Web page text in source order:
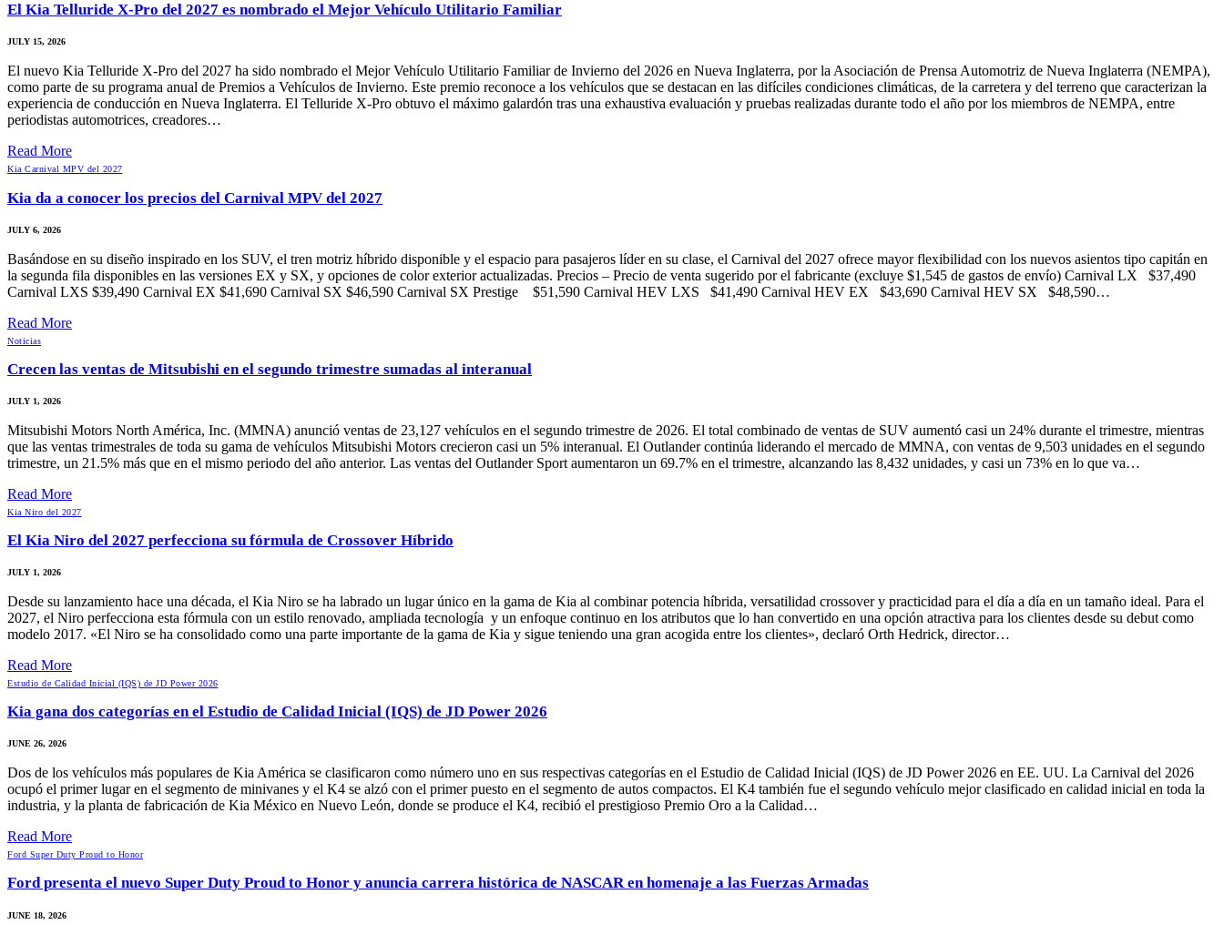
El Kia Telluride X-Pro del 2027 es nombrado el Mejor Vehículo Utilitario Familiar
JULY 15, 2026
El nuevo Kia Telluride X-Pro del 2027 ha sido nombrado el Mejor Vehículo Utilitario Familiar de Invierno del 2026 en Nueva Inglaterra, por la Asociación de Prensa Automotriz de Nueva Inglaterra (NEMPA),
como parte de su programa anual de Premios a Vehículos de Invierno. Este premio reconoce a los vehículos que se destacan en las difíciles condiciones climáticas, de la carretera y del terreno que caracterizan la
experiencia de conducción en Nueva Inglaterra. El Telluride X-Pro obtuvo el máximo galardón tras una exhaustiva evaluación y pruebas realizadas durante todo el año por los miembros de NEMPA, entre
periodistas automotrices, creadores…
Read More
Kia Carnival MPV del 2027
Kia da a conocer los precios del Carnival MPV del 2027
JULY 6, 2026
Basándose en su diseño inspirado en los SUV, el tren motriz híbrido disponible y el espacio para pasajeros líder en su clase, el Carnival del 2027 ofrece mayor flexibilidad con los nuevos asientos tipo capitán en
la segunda fila disponibles en las versiones EX y SX, y opciones de color exterior actualizadas. Precios – Precio de venta sugerido por el fabricante (excluye $1,545 de gastos de envío) Carnival LX $37,490
Carnival LXS $39,490 Carnival EX $41,690 Carnival SX $46,590 Carnival SX Prestige $51,590 Carnival HEV LXS $41,490 Carnival HEV EX $43,690 Carnival HEV SX $48,590…
Read More
Noticias
Crecen las ventas de Mitsubishi en el segundo trimestre sumadas al interanual
JULY 1, 2026
Mitsubishi Motors North América, Inc. (MMNA) anunció ventas de 23,127 vehículos en el segundo trimestre de 2026. El total combinado de ventas de SUV aumentó casi un 24% durante el trimestre, mientras
que las ventas trimestrales de toda su gama de vehículos Mitsubishi Motors crecieron casi un 5% interanual. El Outlander continúa liderando el mercado de MMNA, con ventas de 9,503 unidades en el segundo
trimestre, un 21.5% más que en el mismo periodo del año anterior. Las ventas del Outlander Sport aumentaron un 69.7% en el trimestre, alcanzando las 8,432 unidades, y casi un 73% en lo que va…
Read More
Kia Niro del 2027
El Kia Niro del 2027 perfecciona su fórmula de Crossover Híbrido
JULY 1, 2026
Desde su lanzamiento hace una década, el Kia Niro se ha labrado un lugar único en la gama de Kia al combinar potencia híbrida, versatilidad crossover y practicidad para el día a día en un tamaño ideal. Para el
2027, el Niro perfecciona esta fórmula con un estilo renovado, ampliada tecnología y un enfoque continuo en los atributos que lo han convertido en una opción atractiva para los clientes desde su debut como
modelo 2017. «El Niro se ha consolidado como una parte importante de la gama de Kia y sigue teniendo una gran acogida entre los clientes», declaró Orth Hedrick, director…
Read More
Estudio de Calidad Inicial (IQS) de JD Power 2026
Kia gana dos categorías en el Estudio de Calidad Inicial (IQS) de JD Power 2026
JUNE 26, 2026
Dos de los vehículos más populares de Kia América se clasificaron como número uno en sus respectivas categorías en el Estudio de Calidad Inicial (IQS) de JD Power 2026 en EE. UU. La Carnival del 2026
ocupó el primer lugar en el segmento de minivanes y el K4 se alzó con el primer puesto en el segmento de autos compactos. El K4 también fue el segundo vehículo mejor clasificado en calidad inicial en toda la
industria, y la planta de fabricación de Kia México en Nuevo León, donde se produce el K4, recibió el prestigioso Premio Oro a la Calidad…
Read More
Ford Super Duty Proud to Honor
Ford presenta el nuevo Super Duty Proud to Honor y anuncia carrera histórica de NASCAR en homenaje a las Fuerzas Armadas
JUNE 18, 2026